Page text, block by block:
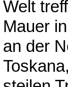
Welt
Mauer
an der